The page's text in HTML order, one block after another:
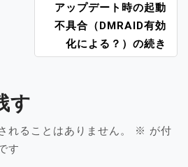
アップデート時の起動
不具合（DMRAID有効
化による？）の続き
す
れることはありません。 ※ が付
す